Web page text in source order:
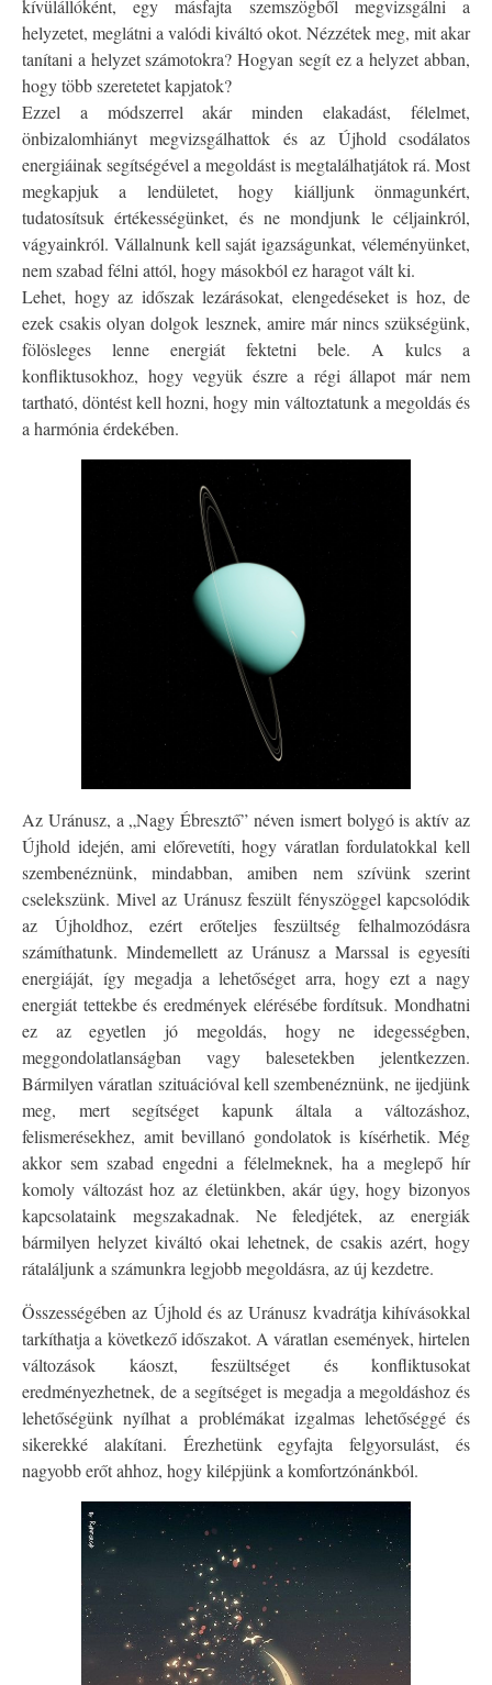
kívülállóként, egy másfajta szemszögből megvizsgálni a
helyzetet, meglátni a valódi kiváltó okot. Nézzétek meg, mit akar
tanítani a helyzet számotokra? Hogyan segít ez a helyzet abban,
hogy több szeretetet kapjatok?
Ezzel a módszerrel akár minden elakadást, félelmet,
önbizalomhiányt megvizsgálhattok és az Újhold csodálatos
energiáinak segítségével a megoldást is megtalálhatjátok rá. Most
megkapjuk a lendületet, hogy kiálljunk önmagunkért,
tudatosítsuk értékességünket, és ne mondjunk le céljainkról,
vágyainkról. Vállalnunk kell saját igazságunkat, véleményünket,
nem szabad félni attól, hogy másokból ez haragot vált ki.
Lehet, hogy az időszak lezárásokat, elengedéseket is hoz, de
ezek csakis olyan dolgok lesznek, amire már nincs szükségünk,
fölösleges lenne energiát fektetni bele. A kulcs a
konfliktusokhoz, hogy vegyük észre a régi állapot már nem
tartható, döntést kell hozni, hogy min változtatunk a megoldás és
a harmónia érdekében.
Az Uránusz, a „Nagy Ébresztő” néven ismert bolygó is aktív az
Újhold idején, ami előrevetíti, hogy váratlan fordulatokkal kell
szembenéznünk, mindabban, amiben nem szívünk szerint
cselekszünk. Mivel az Uránusz feszült fényszöggel kapcsolódik
az Újholdhoz, ezért erőteljes feszültség felhalmozódásra
számíthatunk. Mindemellett az Uránusz a Marssal is egyesíti
energiáját, így megadja a lehetőséget arra, hogy ezt a nagy
energiát tettekbe és eredmények elérésébe fordítsuk. Mondhatni
ez az egyetlen jó megoldás, hogy ne idegességben,
meggondolatlanságban vagy balesetekben jelentkezzen.
Bármilyen váratlan szituációval kell szembenéznünk, ne ijedjünk
meg, mert segítséget kapunk általa a változáshoz,
felismerésekhez, amit bevillanó gondolatok is kísérhetik. Még
akkor sem szabad engedni a félelmeknek, ha a meglepő hír
komoly változást hoz az életünkben, akár úgy, hogy bizonyos
kapcsolataink megszakadnak. Ne feledjétek, az energiák
bármilyen helyzet kiváltó okai lehetnek, de csakis azért, hogy
rátaláljunk a számunkra legjobb megoldásra, az új kezdetre.
Összességében az Újhold és az Uránusz kvadrátja kihívásokkal
tarkíthatja a következő időszakot. A váratlan események, hirtelen
változások káoszt, feszültséget és konfliktusokat
eredményezhetnek, de a segítséget is megadja a megoldáshoz és
lehetőségünk nyílhat a problémákat izgalmas lehetőséggé és
sikerekké alakítani. Érezhetünk egyfajta felgyorsulást, és
nagyobb erőt ahhoz, hogy kilépjünk a komfortzónánkból.